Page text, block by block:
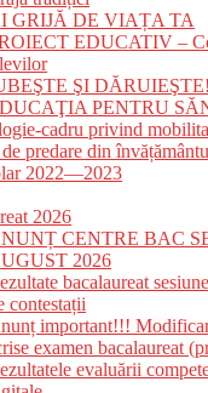
GRIJĂ DE VIAȚA TA
EDUCATIV –
ŞI DĂRUIEŞTE!
PENTRU
cadru privind
predare din
2022—2023
2026
CENTRE BAC
2026
bacalaureat
contestații
important!!!
examen bacalaureat
evaluării